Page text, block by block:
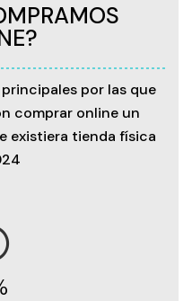
principales por las que
comprar online un
existiera tienda física